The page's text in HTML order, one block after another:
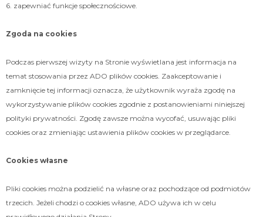
6. zapewniać funkcje społecznościowe.
Zgoda na cookies
Podczas pierwszej wizyty na Stronie wyświetlana jest informacja na
temat stosowania przez ADO plików cookies. Zaakceptowanie i
zamknięcie tej informacji oznacza, że użytkownik wyraża zgodę na
wykorzystywanie plików cookies zgodnie z postanowieniami niniejszej
polityki prywatności. Zgodę zawsze można wycofać, usuwając pliki
cookies oraz zmieniając ustawienia plików cookies w przeglądarce.
Cookies własne
Pliki cookies można podzielić na własne oraz pochodzące od podmiotów
trzecich. Jeżeli chodzi o cookies własne, ADO używa ich w celu